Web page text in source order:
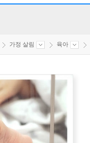
가정 살림 육아